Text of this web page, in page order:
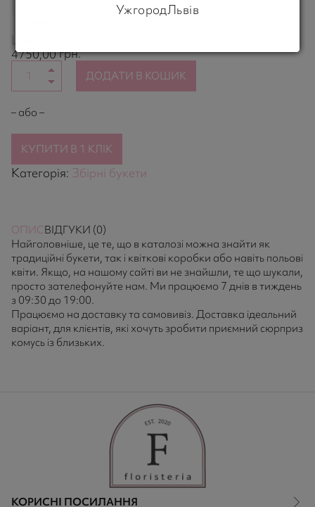
4750,00грн.
ДОДАТИ В КОШИК
– або –
КУПИТИ В 1 КЛІК
Категорія: Збірні букети
ОПИСВІДГУКИ (0)
Найголовніше, це те, що в каталозі можна знайти як
традиційні букети, так і квіткові коробки або навіть польові
квіти. Якщо, на нашому сайті ви не знайшли, те що шукали,
просто зателефонуйте нам. Ми працюємо 7 днів в тиждень
з 09:30 до 19:00.
Працюємо на доставку та самовивіз. Доставка ідеальний
варіант, для клієнтів, які хочуть зробити приємний сюрприз
комусь із близьких.
КОРИСНІ ПОСИЛАННЯ
УжгородЛьвів